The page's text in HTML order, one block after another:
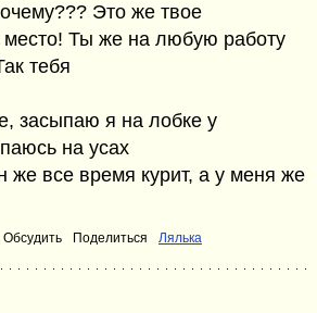
Это же твое
место! Ты же на любую работу
тебя
засыпаю я на лобке у
на усах
же все время курит, а у меня же
Обсудить Поделиться Лялька